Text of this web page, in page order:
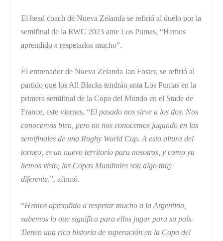
El head coach de Nueva Zelanda se refirió al duelo por la
semifinal de la RWC 2023 ante Los Pumas, “Hemos
aprendido a respetarlos mucho”.
El entrenador de Nueva Zelanda Ian Foster, se refirió al
partido que los All Blacks tendrán anta Los Pumas en la
primera semifinal de la Copa del Mundo en el Stade de
France, este viernes, “El pasado nos sirve a los dos. Nos
conocemos bien, pero no nos conocemos jugando en las
semifinales de una Rugby World Cup. A esta altura del
torneo, es un nuevo territorio para nosotros, y como ya
hemos visto, las Copas Mundiales son algo muy
diferente.”, afirmó.
“Hemos aprendido a respetar mucho a la Argentina,
sabemos lo que significa para ellos jugar para su país.
Tienen una rica historia de superación en la Copa del